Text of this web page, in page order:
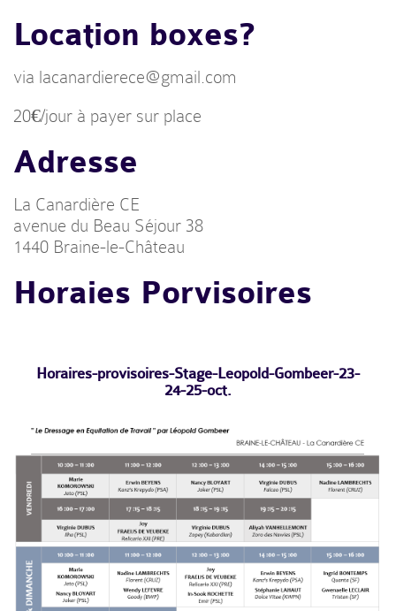
Location boxes?
via lacanardierece@gmail.com
20€/jour à payer sur place
Adresse
La Canardière CE
avenue du Beau Séjour 38
1440 Braine-le-Château
Horaies Porvisoires
Horaires-provisoires-Stage-Leopold-Gombeer-23-
24-25-oct.